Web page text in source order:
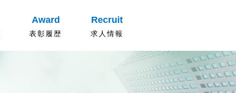
Award
表彰履歴
Recruit
求人情報
先輩社員の声
求人内容